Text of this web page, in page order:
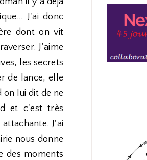
J'ai donc
dont on vit
J'aime
les secrets
de lance, elle
lui dit de ne
et c'est très
J'ai
nous donne
des moments